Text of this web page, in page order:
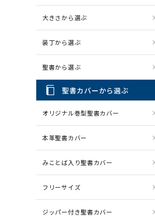
大きさから選ぶ
装丁から選ぶ
聖書から選ぶ
聖書カバーから選ぶ
オリジナル巻型聖書カバー
本革聖書カバー
みことば入り聖書カバー
フリーサイズ
ジッパー付き聖書カバー